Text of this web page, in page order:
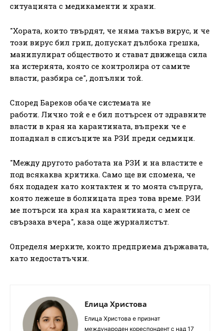
ситуацията с медикаменти и храни.
"Хората, които твърдят, че няма такъв вирус, и че
този вирус бил грип, допускат дълбока грешка,
манипулират обществото и стават движеща сила
на истерията, която се контролира от самите
власти, разбира се", допълни той.
Според Бареков обаче системата не
работи. Лично той е е бил потърсен от здравните
власти в края на карантината, въпреки че е
попаднал в списъците на РЗИ преди седмици.
"Между другото работата на РЗИ и на властите е
под всякаква критика. Само ще ви спомена, че
бях подаден като контактен и то моята съпруга,
която лежеше в болницата през това време. РЗИ
ме потърси на края на карантината, с мен се
свързаха вчера", каза още журналистът.
Определя мерките, които предприема държавата,
като недостатъчни.
Елица Христова
Елица Христова е признат
международен кореспондент с над 17